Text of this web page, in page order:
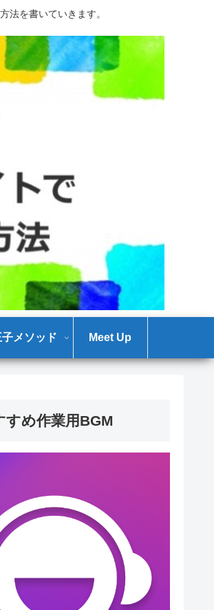
法を書いていきます。
子メソッド Meet Up
すめ作業用BGM